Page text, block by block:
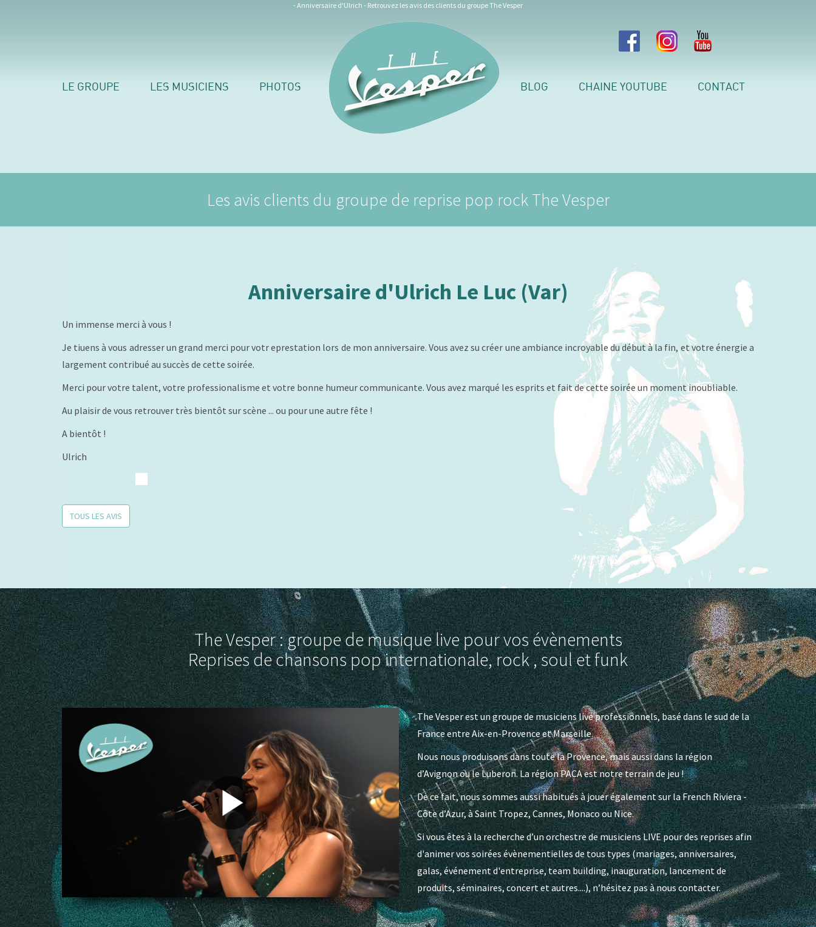
- Anniversaire d'Ulrich - Retrouvez les avis des clients du groupe The Vesper
LE GROUPE LES MUSICIENS PHOTOS BLOG CHAINE YOUTUBE CONTACT
Les avis clients du groupe de reprise pop rock The Vesper
Anniversaire d'Ulrich Le Luc (Var)
Un immense merci à vous !
Je tiuens à vous adresser un grand merci pour votr eprestation lors de mon anniversaire. Vous avez su créer une ambiance incroyable du début à la fin, et votre énergie a
largement contribué au succès de cette soirée.
Merci pour votre talent, votre professionalisme et votre bonne humeur communicante. Vous avez marqué les esprits et fait de cette soirée un moment inoubliable.
Au plaisir de vous retrouver très bientôt sur scène ... ou pour une autre fête !
A bientôt !
Ulrich
TOUS LES AVIS
The Vesper : groupe de musique live pour vos évènements
Reprises de chansons pop internationale, rock , soul et funk
The Vesper est un groupe de musiciens live professionnels, basé dans le sud de la
France entre Aix-en-Provence et Marseille.
Nous nous produisons dans toute la Provence, mais aussi dans la région
d’Avignon ou le Luberon. La région PACA est notre terrain de jeu !
De ce fait, nous sommes aussi habitués à jouer également sur la French Riviera -
Côte d’Azur, à Saint Tropez, Cannes, Monaco ou Nice.
Si vous êtes à la recherche d’un orchestre de musiciens LIVE pour des reprises afin
d'animer vos soirées évènementielles de tous types (mariages, anniversaires,
galas, événement d'entreprise, team building, inauguration, lancement de
produits, séminaires, concert et autres....), n’hésitez pas à nous contacter.